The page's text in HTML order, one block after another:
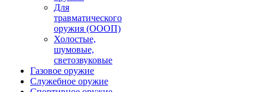
Для
травматического
оружия (ОООП)
Холостые,
шумовые,
светозвуковые
Газовое оружие
Служебное оружие